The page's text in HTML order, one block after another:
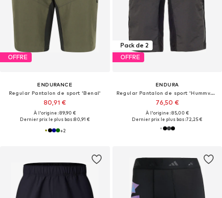
OFFRE
ENDURANCE
Regular Pantalon de sport 'Benal'
80,91 €
À l'origine : 89,90 €
Dernier prix le plus bas :80,91 €
+2
Pack de 2
OFFRE
ENDURA
Regular Pantalon de sport 'Hummvee'
76,50 €
À l'origine : 85,00 €
Dernier prix le plus bas :72,25 €